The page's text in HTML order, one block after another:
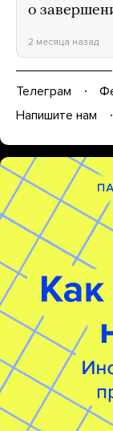
о
2 месяца назад
Телеграм
Напишите нам